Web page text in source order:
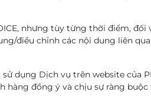
nhưng tùy từng thời điểm,
điều chỉnh các nội dung liên
dụng Dịch vụ trên website của
đồng ý và chịu sự ràng